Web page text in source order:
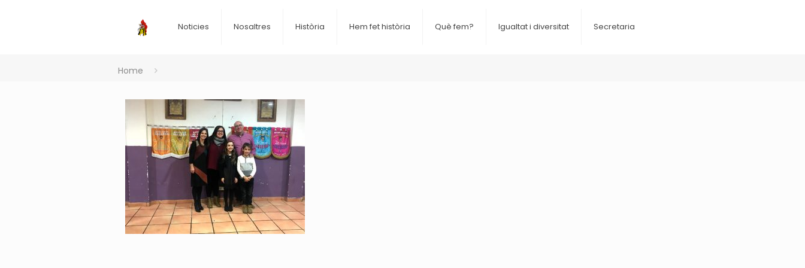
Noticies Nosaltres Història Hem fet història Què fem? Igualtat i diversitat Secretaria
Home